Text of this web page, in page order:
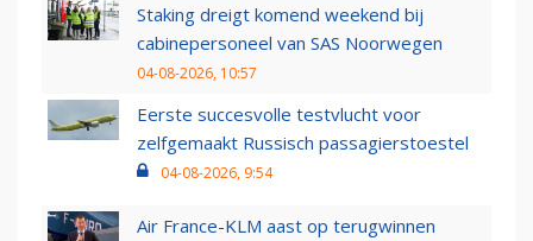
Staking dreigt komend weekend bij
cabinepersoneel van SAS Noorwegen
04-08-2026, 10:57
Eerste succesvolle testvlucht voor
zelfgemaakt Russisch passagierstoestel
04-08-2026, 9:54
Air France-KLM aast op terugwinnen